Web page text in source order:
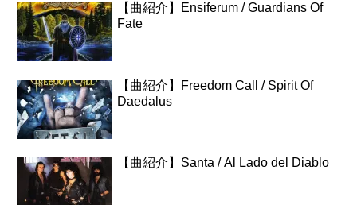
【曲紹介】Ensiferum / Guardians Of
Fate
【曲紹介】Freedom Call / Spirit Of
Daedalus
【曲紹介】Santa / Al Lado del Diablo